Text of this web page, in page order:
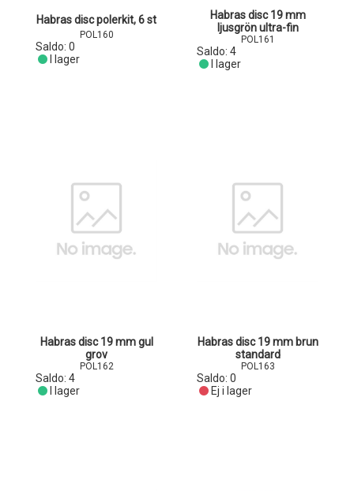
Habras disc polerkit, 6 st
POL160
Saldo: 0
I lager
Habras disc 19 mm
ljusgrön ultra-fin
POL161
Saldo: 4
I lager
Habras disc 19 mm gul
grov
POL162
Saldo: 4
I lager
Habras disc 19 mm brun
standard
POL163
Saldo: 0
Ej i lager